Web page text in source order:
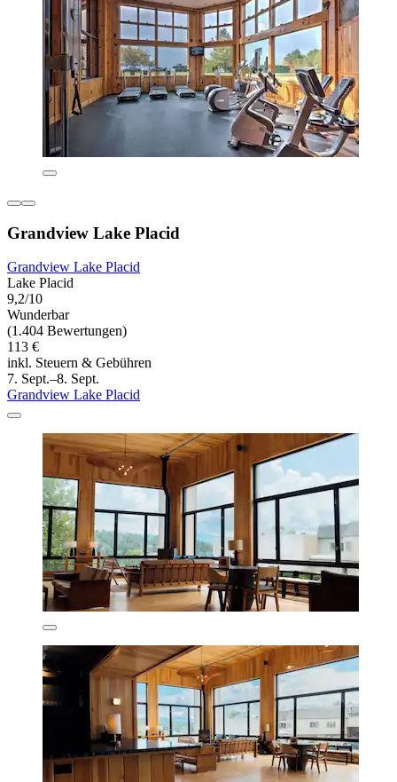
Grandview Lake Placid
Grandview Lake Placid
Lake Placid
9,2/10
Wunderbar
(1.404 Bewertungen)
113 €
inkl. Steuern & Gebühren
7. Sept.–8. Sept.
Grandview Lake Placid